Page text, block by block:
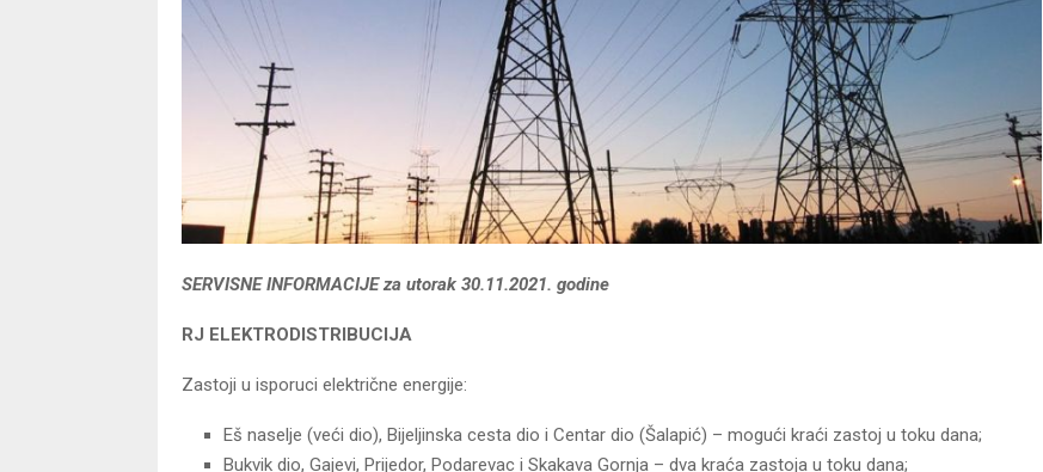
SERVISNE INFORMACIJEza utorak 30.11.2021. godine
RJ ELEKTRODISTRIBUCIJA
Zastoji u isporuci električne energije:
Eš naselje (veći dio), Bijeljinska cesta dio i Centar dio (Šalapić) – mogući kraći zastoj u toku dana;
Bukvik dio, Gajevi, Prijedor, Podarevac i Skakava Gornja – dva kraća zastoja u toku dana;